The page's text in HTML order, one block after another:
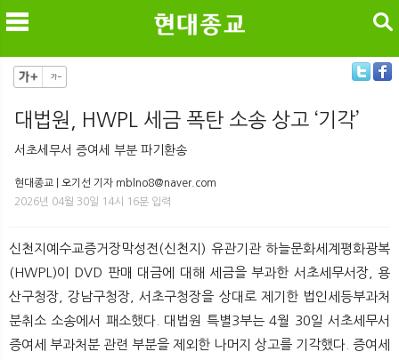
메
검색
대법원, HWPL 세금 폭탄 소송 상고 ‘기각’
서초세무서 증여세 부분 파기환송
현대종교 | 오기선 기자 mblno8@naver.com
2026년 04월 30일 14시 16분 입력
신천지예수교증거장막성전(신천지) 유관기관 하늘문화세계평화광복
(HWPL)이 DVD 판매 대금에 대해 세금을 부과한 서초세무서장, 용
산구청장, 강남구청장, 서초구청장을 상대로 제기한 법인세등부과처
분취소 소송에서 패소했다. 대법원 특별3부는 4월 30일 서초세무서
증여세 부과처분 관련 부분을 제외한 나머지 상고를 기각했다. 증여세